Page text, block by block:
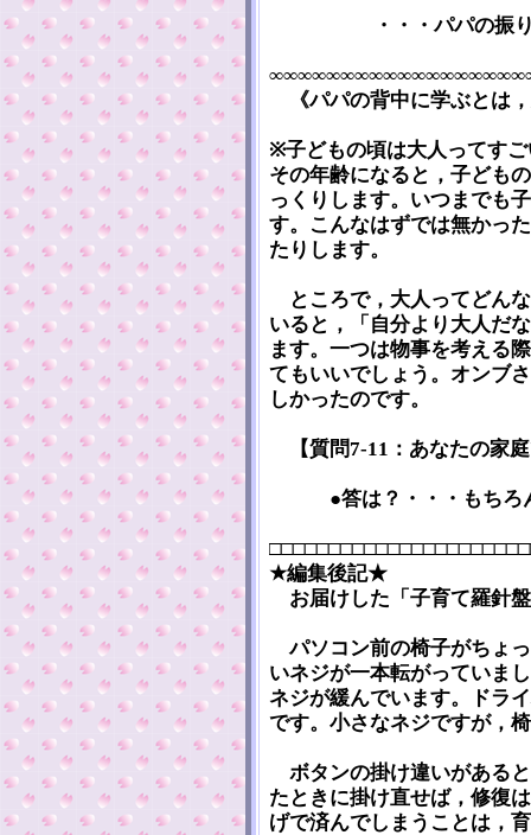
・・・パパの振
《パパの背中に学ぶとは
※子どもの頃は大人ってす
その年齢になると，子ども
っくりします。いつまでも
す。こんなはずでは無かっ
たりします。
ところで，大人ってどん
いると，「自分より大人だ
ます。一つは物事を考える
てもいいでしょう。オンブ
しかったのです。
【質問7-11：あなたの家
●答は？・・・もちろん
★編集後記★
お届けした「子育て羅針
パソコン前の椅子がちょ
いネジが一本転がっていま
ネジが緩んでいます。ドラ
です。小さなネジですが，
ボタンの掛け違いがある
たときに掛け直せば，修復
げで済んでしまうことは，